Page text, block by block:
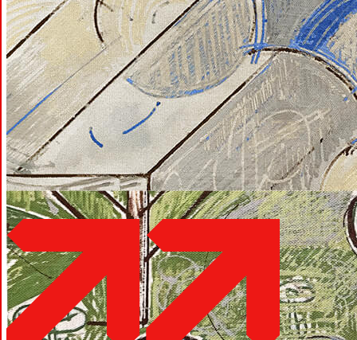
28.05−01.06
Великий
Новгород
/ 2026